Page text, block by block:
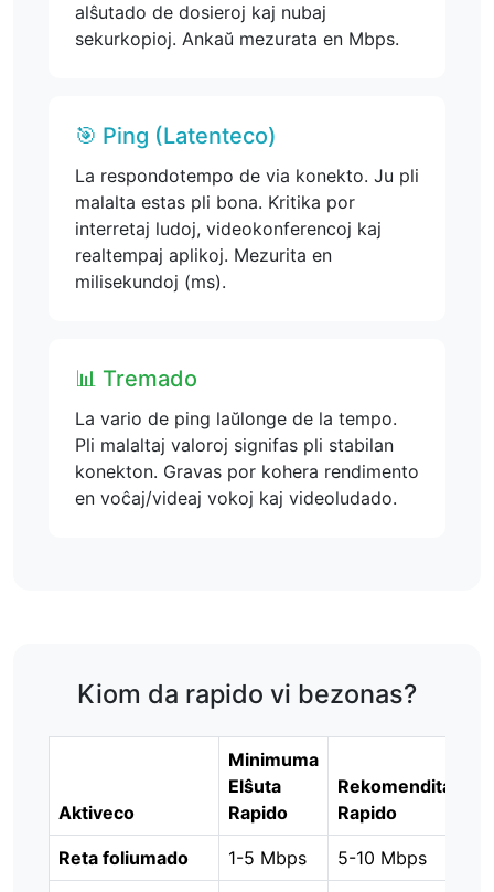
alŝutado de dosieroj kaj nubaj
sekurkopioj. Ankaŭ mezurata en Mbps.
🎯 Ping (Latenteco)
La respondotempo de via konekto. Ju pli
malalta estas pli bona. Kritika por
interretaj ludoj, videokonferencoj kaj
realtempaj aplikoj. Mezurita en
milisekundoj (ms).
📊 Tremado
La vario de ping laŭlonge de la tempo.
Pli malaltaj valoroj signifas pli stabilan
konekton. Gravas por kohera rendimento
en voĉaj/videaj vokoj kaj videoludado.
Kiom da rapido vi bezonas?
Aktiveco
Minimuma
Elŝuta
Rapido
Rekomendita
Rapido
Reta foliumado 1-5 Mbps 5-10 Mbps